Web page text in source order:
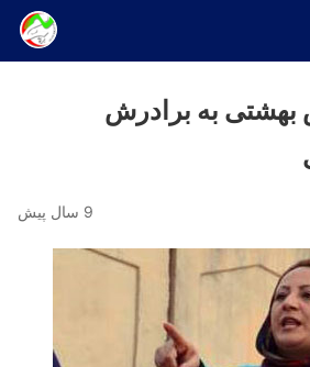
بهشتی به برادرش
9 سال پیش